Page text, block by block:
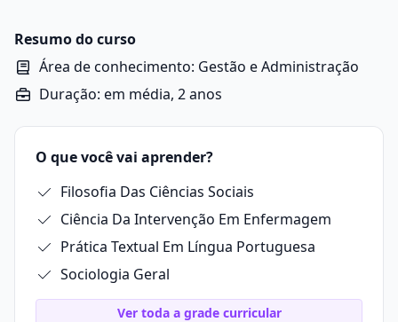
Resumo do curso
Área de conhecimento: Gestão e Administração
Duração: em média, 2 anos
O que você vai aprender?
Filosofia Das Ciências Sociais
Ciência Da Intervenção Em Enfermagem
Prática Textual Em Língua Portuguesa
Sociologia Geral
Ver toda a grade curricular